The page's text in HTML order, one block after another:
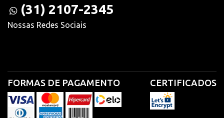
(31) 2107-2345
Nossas Redes Sociais
FORMAS DE PAGAMENTO CERTIFICADOS